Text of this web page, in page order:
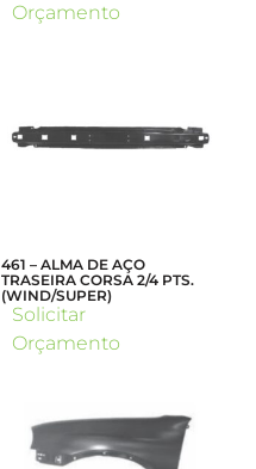
Orçamento
461 – ALMA DE AÇO
TRASEIRA CORSA 2/4 PTS.
(WIND/SUPER)
Solicitar
Orçamento